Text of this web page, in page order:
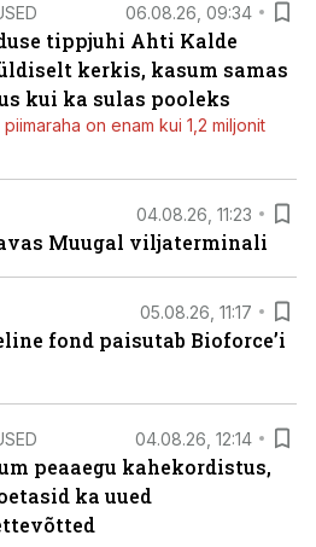
06.08.26, 09:34
tippjuhi Ahti Kalde
kerkis, kasum samas
kui ka sulas pooleks
on enam kui 1,2 miljonit
04.08.26, 11:23
Muugal viljaterminali
05.08.26, 11:17
fond paisutab Bioforce’i
04.08.26, 12:14
peaaegu kahekordistus,
ka uued